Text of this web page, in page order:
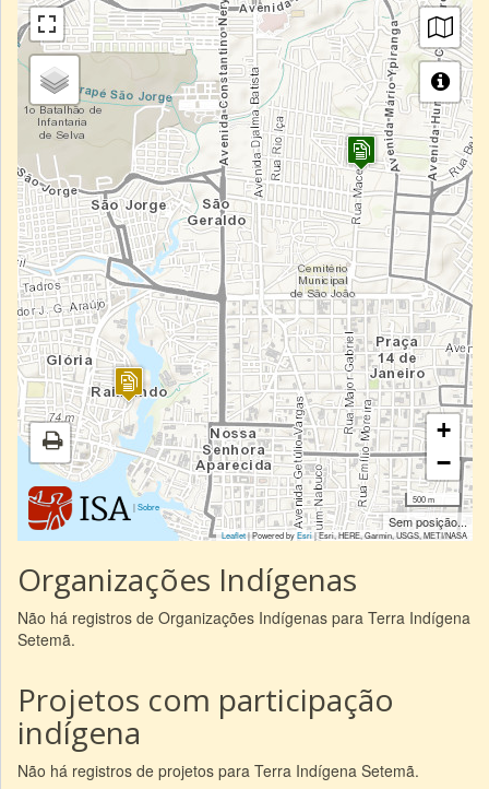
|Sobre
+
−
500 m
Sem posição...
Leaflet| Powered byEsri|Esri, HERE, Garmin, USGS, METI/NASA
Organizações Indígenas
Não há registros de Organizações Indígenas para Terra Indígena
Setemã.
Projetos com participação
indígena
Não há registros de projetos para Terra Indígena Setemã.